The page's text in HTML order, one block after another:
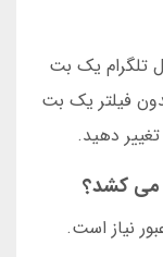
تلگرام یک بت
فیلتر یک بت
دهید.
می کشد؟
عبور نیاز است.